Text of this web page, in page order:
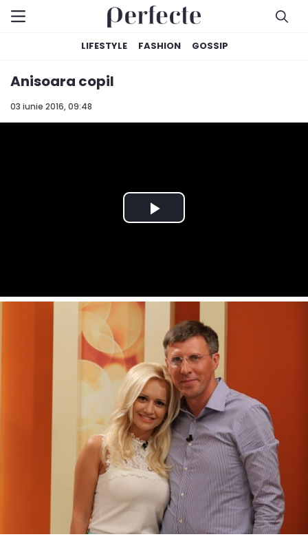
LIFESTYLE FASHION GOSSIP
03 iunie 2016, 09:48
Anisoara copil